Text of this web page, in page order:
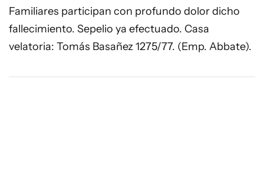
Familiares participan con profundo dolor dicho
fallecimiento. Sepelio ya efectuado. Casa
velatoria: Tomás Basañez 1275/77. (Emp. Abbate).